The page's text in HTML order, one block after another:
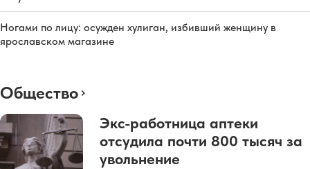
Ногами по лицу: осужден хулиган, избивший женщину в
ярославском магазине
Общество
Экс-работница аптеки
отсудила почти 800 тысяч за
увольнение